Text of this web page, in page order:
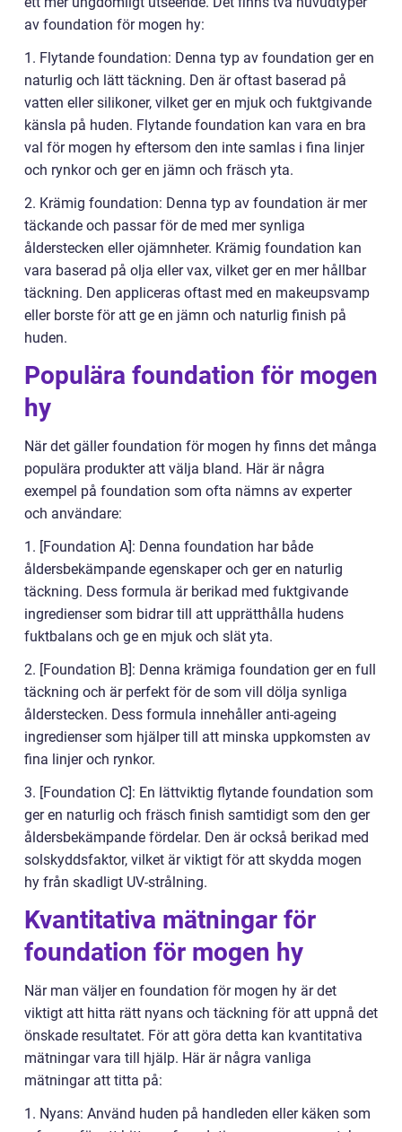
av foundation för mogen hy:
1. Flytande foundation: Denna typ av foundation ger en
naturlig och lätt täckning. Den är oftast baserad på
vatten eller silikoner, vilket ger en mjuk och fuktgivande
känsla på huden. Flytande foundation kan vara en bra
val för mogen hy eftersom den inte samlas i fina linjer
och rynkor och ger en jämn och fräsch yta.
2. Krämig foundation: Denna typ av foundation är mer
täckande och passar för de med mer synliga
ålderstecken eller ojämnheter. Krämig foundation kan
vara baserad på olja eller vax, vilket ger en mer hållbar
täckning. Den appliceras oftast med en makeupsvamp
eller borste för att ge en jämn och naturlig finish på
huden.
Populära foundation för mogen
hy
När det gäller foundation för mogen hy finns det många
populära produkter att välja bland. Här är några
exempel på foundation som ofta nämns av experter
och användare:
1. [Foundation A]: Denna foundation har både
åldersbekämpande egenskaper och ger en naturlig
täckning. Dess formula är berikad med fuktgivande
ingredienser som bidrar till att upprätthålla hudens
fuktbalans och ge en mjuk och slät yta.
2. [Foundation B]: Denna krämiga foundation ger en full
täckning och är perfekt för de som vill dölja synliga
ålderstecken. Dess formula innehåller anti-ageing
ingredienser som hjälper till att minska uppkomsten av
fina linjer och rynkor.
3. [Foundation C]: En lättviktig flytande foundation som
ger en naturlig och fräsch finish samtidigt som den ger
åldersbekämpande fördelar. Den är också berikad med
solskyddsfaktor, vilket är viktigt för att skydda mogen
hy från skadligt UV-strålning.
Kvantitativa mätningar för
foundation för mogen hy
När man väljer en foundation för mogen hy är det
viktigt att hitta rätt nyans och täckning för att uppnå det
önskade resultatet. För att göra detta kan kvantitativa
mätningar vara till hjälp. Här är några vanliga
mätningar att titta på:
1. Nyans: Använd huden på handleden eller käken som